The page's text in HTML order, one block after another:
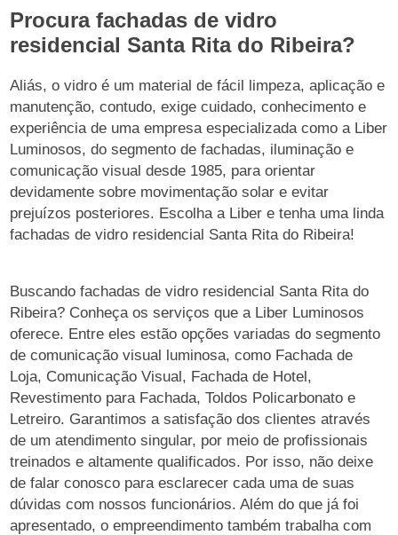
Procura fachadas de vidro
residencial Santa Rita do Ribeira?
Aliás, o vidro é um material de fácil limpeza, aplicação e
manutenção, contudo, exige cuidado, conhecimento e
experiência de uma empresa especializada como a Liber
Luminosos, do segmento de fachadas, iluminação e
comunicação visual desde 1985, para orientar
devidamente sobre movimentação solar e evitar
prejuízos posteriores. Escolha a Liber e tenha uma linda
fachadas de vidro residencial Santa Rita do Ribeira!
Buscando fachadas de vidro residencial Santa Rita do
Ribeira? Conheça os serviços que a Liber Luminosos
oferece. Entre eles estão opções variadas do segmento
de comunicação visual luminosa, como Fachada de
Loja, Comunicação Visual, Fachada de Hotel,
Revestimento para Fachada, Toldos Policarbonato e
Letreiro. Garantimos a satisfação dos clientes através
de um atendimento singular, por meio de profissionais
treinados e altamente qualificados. Por isso, não deixe
de falar conosco para esclarecer cada uma de suas
dúvidas com nossos funcionários. Além do que já foi
apresentado, o empreendimento também trabalha com